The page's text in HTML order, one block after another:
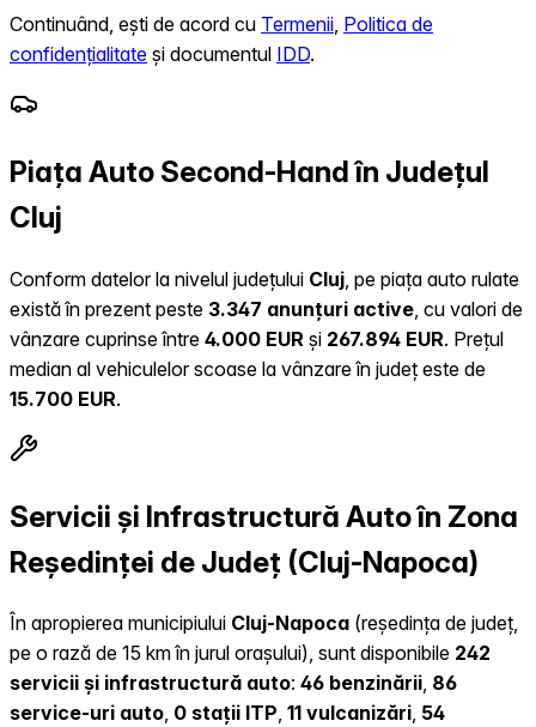
Continuând, ești de acord cu Termenii Politica de
confidențialitate și documentul IDD.
Piața Auto Second-Hand în Județul
Cluj
Conform datelor la nivelul județului Cluj , pe piața auto rulate
există în prezent peste 3.347 anunțuri active , cu valori de
vânzare cuprinse între 4.000 EUR și 267.894 EUR. Prețul
median al vehiculelor scoase la vânzare în județ este de
15.700 EUR.
Servicii și Infrastructură Auto în Zona
Reședinței de Județ (Cluj-Napoca)
În apropierea municipiului Cluj-Napoca (reședința de județ,
pe o rază de 15 km în jurul orașului), sunt disponibile 242
servicii și infrastructură auto: 46 benzinării, 86
service-uri auto, 0 stații ITP, 11 vulcanizări, 54